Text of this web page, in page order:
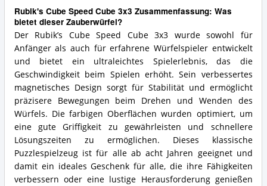
Rubik's Cube Speed Cube 3x3 Zusammenfassung: Was
bietet dieser Zauberwürfel?
Der Rubik’s Cube Speed Cube 3x3 wurde sowohl für
Anfänger als auch für erfahrene Würfelspieler entwickelt
und bietet ein ultraleichtes Spielerlebnis, das die
Geschwindigkeit beim Spielen erhöht. Sein verbessertes
magnetisches Design sorgt für Stabilität und ermöglicht
präzisere Bewegungen beim Drehen und Wenden des
Würfels. Die farbigen Oberflächen wurden optimiert, um
eine gute Griffigkeit zu gewährleisten und schnellere
Lösungszeiten zu ermöglichen. Dieses klassische
Puzzlespielzeug ist für alle ab acht Jahren geeignet und
damit ein ideales Geschenk für alle, die ihre Fähigkeiten
verbessern oder eine lustige Herausforderung genießen